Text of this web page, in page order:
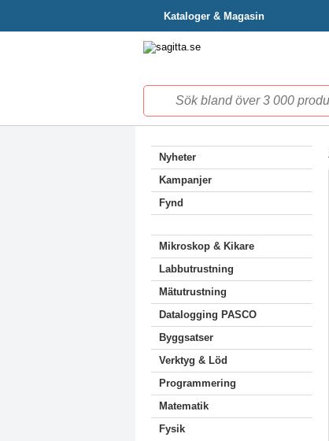
Kataloger & Magasin
Nyheter
Kampanjer
Fynd
Mikroskop & Kikare
Labbutrustning
Mätutrustning
Datalogging PASCO
Byggsatser
Verktyg & Löd
Programmering
Matematik
Fysik